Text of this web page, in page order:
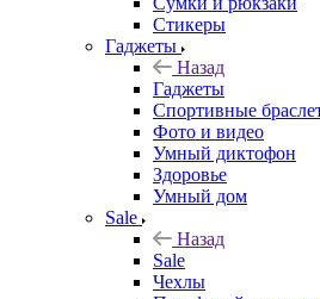
Стикеры
Гаджеты
Назад
Гаджеты
Спортивные
Фото и видео
Умный диктофон
Здоровье
Умный дом
Sale
Назад
Sale
Чехлы